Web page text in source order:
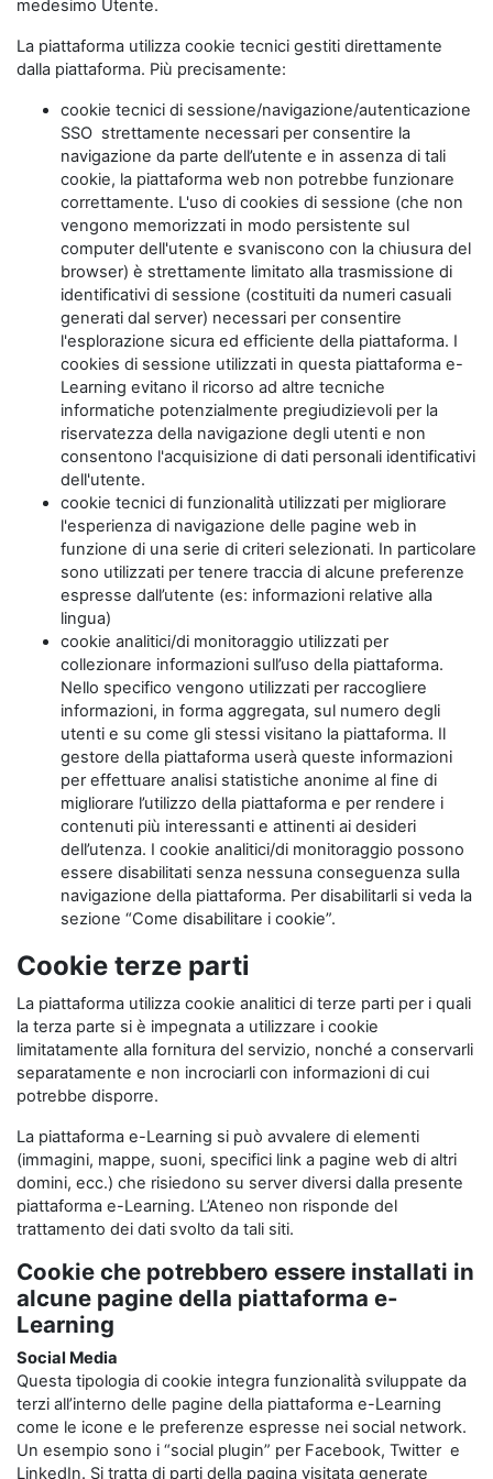
medesimo Utente.
La piattaforma utilizza cookie tecnici gestiti direttamente
dalla piattaforma. Più precisamente:
cookie tecnici di sessione/navigazione/autenticazione
SSO strettamente necessari per consentire la
navigazione da parte dell’utente e in assenza di tali
cookie, la piattaforma web non potrebbe funzionare
correttamente. L'uso di cookies di sessione (che non
vengono memorizzati in modo persistente sul
computer dell'utente e svaniscono con la chiusura del
browser) è strettamente limitato alla trasmissione di
identificativi di sessione (costituiti da numeri casuali
generati dal server) necessari per consentire
l'esplorazione sicura ed efficiente della piattaforma. I
cookies di sessione utilizzati in questa piattaforma e-
Learning evitano il ricorso ad altre tecniche
informatiche potenzialmente pregiudizievoli per la
riservatezza della navigazione degli utenti e non
consentono l'acquisizione di dati personali identificativi
dell'utente.
cookie tecnici di funzionalità utilizzati per migliorare
l'esperienza di navigazione delle pagine web in
funzione di una serie di criteri selezionati. In particolare
sono utilizzati per tenere traccia di alcune preferenze
espresse dall’utente (es: informazioni relative alla
lingua)
cookie analitici/di monitoraggio utilizzati per
collezionare informazioni sull’uso della piattaforma.
Nello specifico vengono utilizzati per raccogliere
informazioni, in forma aggregata, sul numero degli
utenti e su come gli stessi visitano la piattaforma. Il
gestore della piattaforma userà queste informazioni
per effettuare analisi statistiche anonime al fine di
migliorare l’utilizzo della piattaforma e per rendere i
contenuti più interessanti e attinenti ai desideri
dell’utenza. I cookie analitici/di monitoraggio possono
essere disabilitati senza nessuna conseguenza sulla
navigazione della piattaforma. Per disabilitarli si veda la
sezione “Come disabilitare i cookie”.
Cookie terze parti
La piattaforma utilizza cookie analitici di terze parti per i quali
la terza parte si è impegnata a utilizzare i cookie
limitatamente alla fornitura del servizio, nonché a conservarli
separatamente e non incrociarli con informazioni di cui
potrebbe disporre.
La piattaforma e-Learning si può avvalere di elementi
(immagini, mappe, suoni, specifici link a pagine web di altri
domini, ecc.) che risiedono su server diversi dalla presente
piattaforma e-Learning. L’Ateneo non risponde del
trattamento dei dati svolto da tali siti.
Cookie che potrebbero essere installati in
alcune pagine della piattaforma e-
Learning
Social Media
Questa tipologia di cookie integra funzionalità sviluppate da
terzi all’interno delle pagine della piattaforma e-Learning
come le icone e le preferenze espresse nei social network.
Un esempio sono i “social plugin” per Facebook, Twitter e
LinkedIn. Si tratta di parti della pagina visitata generate